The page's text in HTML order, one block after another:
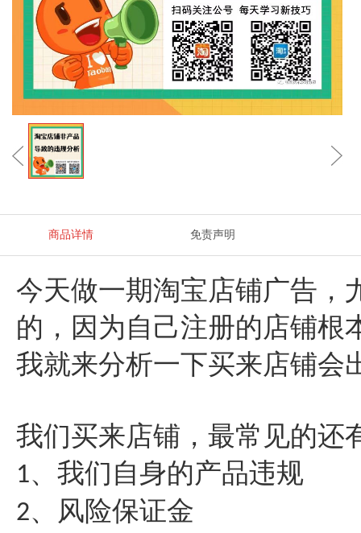
商品详情 免责声明
今天做一期淘宝店铺广告，
的，因为自己注册的店铺根
我就来分析一下买来店铺会
我们买来店铺，最常见的还
1、我们自身的产品违规
2、风险保证金